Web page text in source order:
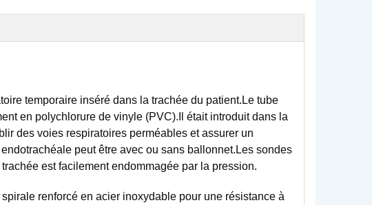
temporaire inséré dans la trachée du patient.Le tube
en polychlorure de vinyle (PVC).Il était introduit dans la
des voies respiratoires perméables et assurer un
peut être avec ou sans ballonnet.Les sondes
est facilement endommagée par la pression.
renforcé en acier inoxydable pour une résistance à